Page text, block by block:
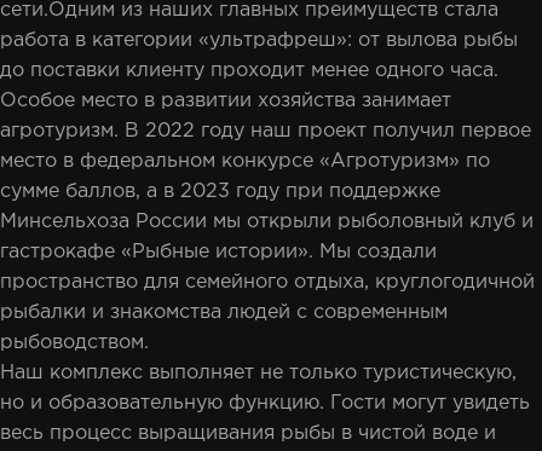
сети.Одним из наших главных преимуществ стала
работа в категории «ультрафреш»: от вылова рыбы
до поставки клиенту проходит менее одного часа.
Особое место в развитии хозяйства занимает
агротуризм. В 2022 году наш проект получил первое
место в федеральном конкурсе «Агротуризм» по
сумме баллов, а в 2023 году при поддержке
Минсельхоза России мы открыли рыболовный клуб и
гастрокафе «Рыбные истории». Мы создали
пространство для семейного отдыха, круглогодичной
рыбалки и знакомства людей с современным
рыбоводством.
Наш комплекс выполняет не только туристическую,
но и образовательную функцию. Гости могут увидеть
весь процесс выращивания рыбы в чистой воде и